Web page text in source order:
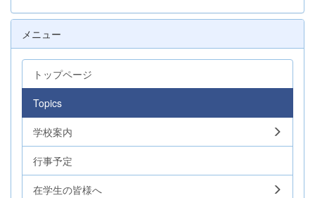
メニュー
トップページ
Topics
学校案内
行事予定
在学生の皆様へ